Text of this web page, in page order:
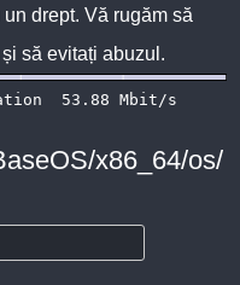
drept. Vă rugăm să
să evitați abuzul.
x86_64/os/